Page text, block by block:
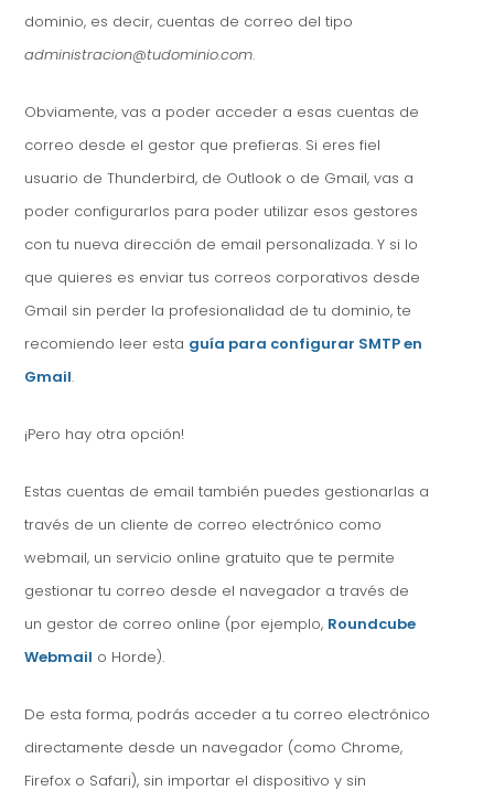
dominio, es decir, cuentas de correo del tipo
administracion@tudominio.com.
Obviamente, vas a poder acceder a esas cuentas de
correo desde el gestor que prefieras. Si eres fiel
usuario de Thunderbird, de Outlook o de Gmail, vas a
poder configurarlos para poder utilizar esos gestores
con tu nueva dirección de email personalizada. Y si lo
que quieres es enviar tus correos corporativos desde
Gmail sin perder la profesionalidad de tu dominio, te
recomiendo leer esta guía para configurar SMTP en
Gmail.
¡Pero hay otra opción!
Estas cuentas de email también puedes gestionarlas a
través de un cliente de correo electrónico como
webmail, un servicio online gratuito que te permite
gestionar tu correo desde el navegador a través de
un gestor de correo online (por ejemplo, Roundcube
Webmail o Horde).
De esta forma, podrás acceder a tu correo electrónico
directamente desde un navegador (como Chrome,
Firefox o Safari), sin importar el dispositivo y sin